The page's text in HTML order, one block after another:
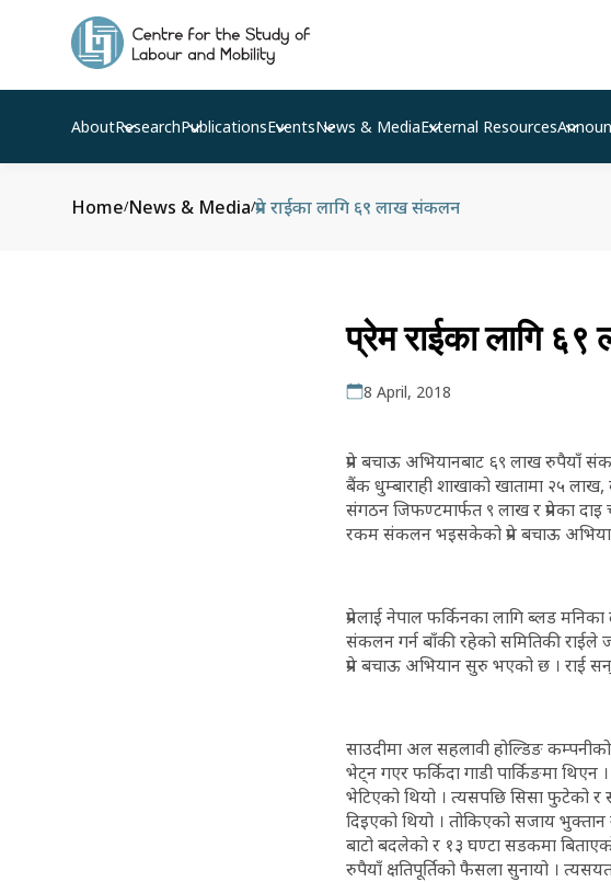
AboutResearchPublicationsEventsNews & MediaExternal Resources
Home/News & Media/प्रेम राईका लागि ६९ लाख संकलन
प्रेम राईका लागि
8 April, 2018
प्रेम बचाऊ अभियानबाट ६९ लाख रुपैयाँ
बैंक धुम्बाराही शाखाको खातामा २५
संगठन जिफण्टमार्फत ९ लाख र प्रेमका
रकम संकलन भइसकेको प्रेम बचाऊ
प्रेमलाई नेपाल फर्किनका लागि ब्लड
संकलन गर्न बाँकी रहेको समितिकी राईले
प्रेम बचाऊ अभियान सुरु भएको छ । राई सन्
साउदीमा अल सहलावी होल्डिङ
भेट्न गएर फर्किदा गाडी पार्किङमा थिएन
भेटिएको थियो । त्यसपछि सिसा फुटेको र
दिइएको थियो । तोकिएको सजाय
बाटो बदलेको र १३ घण्टा सडकमा
रुपैयाँ क्षतिपूर्तिको फैसला सुनायो ।